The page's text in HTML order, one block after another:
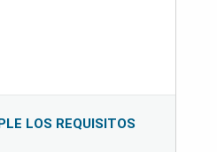
LOS REQUISITOS